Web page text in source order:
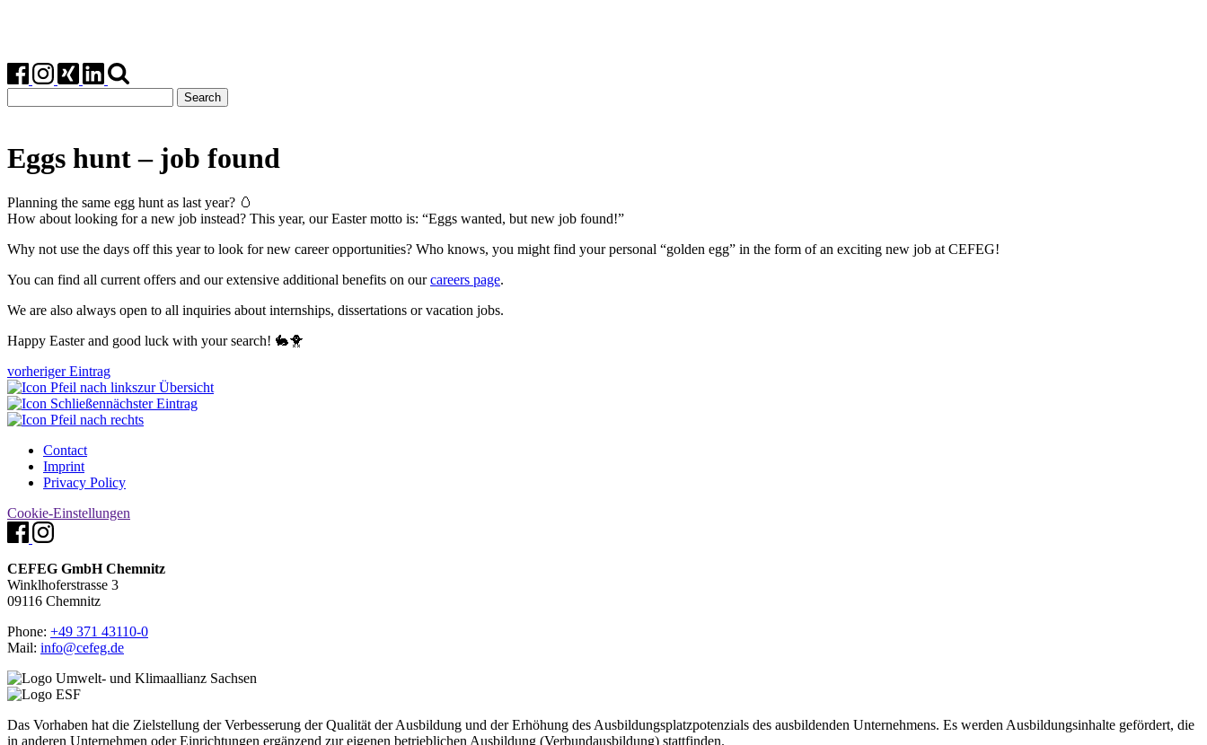
for:
Eggs hunt – job found
Planning the same egg hunt as last year? 🥚
How about looking for a new job instead? This year, our Easter motto is: “Eggs wanted, but new job found!”
Why not use the days off this year to look for new career opportunities? Who knows, you might find your personal “golden egg” in the form of an exciting new job at CEFEG!
You can find all current offers and our extensive additional benefits on ourcareers page.
We are also always open to all inquiries about internships, dissertations or vacation jobs.
Happy Easter and good luck with your search! 🐇🐥
vorheriger Eintrag
zur Übersicht
nächster Eintrag
Contact
Imprint
Privacy Policy
Cookie-Einstellungen
CEFEG GmbH Chemnitz
Winklhoferstrasse 3
09116 Chemnitz
Phone: +49 371 43110-0
Mail: info@cefeg.de
Das Vorhaben hat die Zielstellung der Verbesserung der Qualität der Ausbildung und der Erhöhung des Ausbildungsplatzpotenzials des ausbildenden Unternehmens. Es werden Ausbildungsinhalte gefördert, die
in anderen Unternehmen oder Einrichtungen ergänzend zur eigenen betrieblichen Ausbildung (Verbundausbildung) stattfinden.